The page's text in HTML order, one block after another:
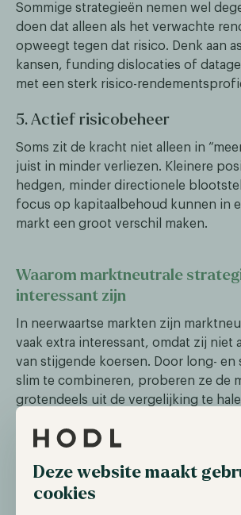
Deze website maakt
cookies
Sommige strategieën nemen wel
doen dat alleen als het verwachte
opweegt tegen dat risico. Denk aan
kansen, funding dislocaties of
met een sterk risico-
5. Actief risicobeheer
Soms zit de kracht niet alleen in
juist in minder verliezen. Kleinere
hedgen, minder directionele
focus op kapitaalbehoud kunnen in
markt een groot verschil maken.
Waarom marktneutrale
interessant zijn
In neerwaartse markten zijn
vaak extra interessant, omdat zij niet
van stijgende koersen. Door long-
slim te combineren, proberen ze de
grotendeels uit de vergelijking te
Het doel is dan niet om te
Ethereum of de bredere markt gaat
rendement te halen uit:
prijsverschillen tussen